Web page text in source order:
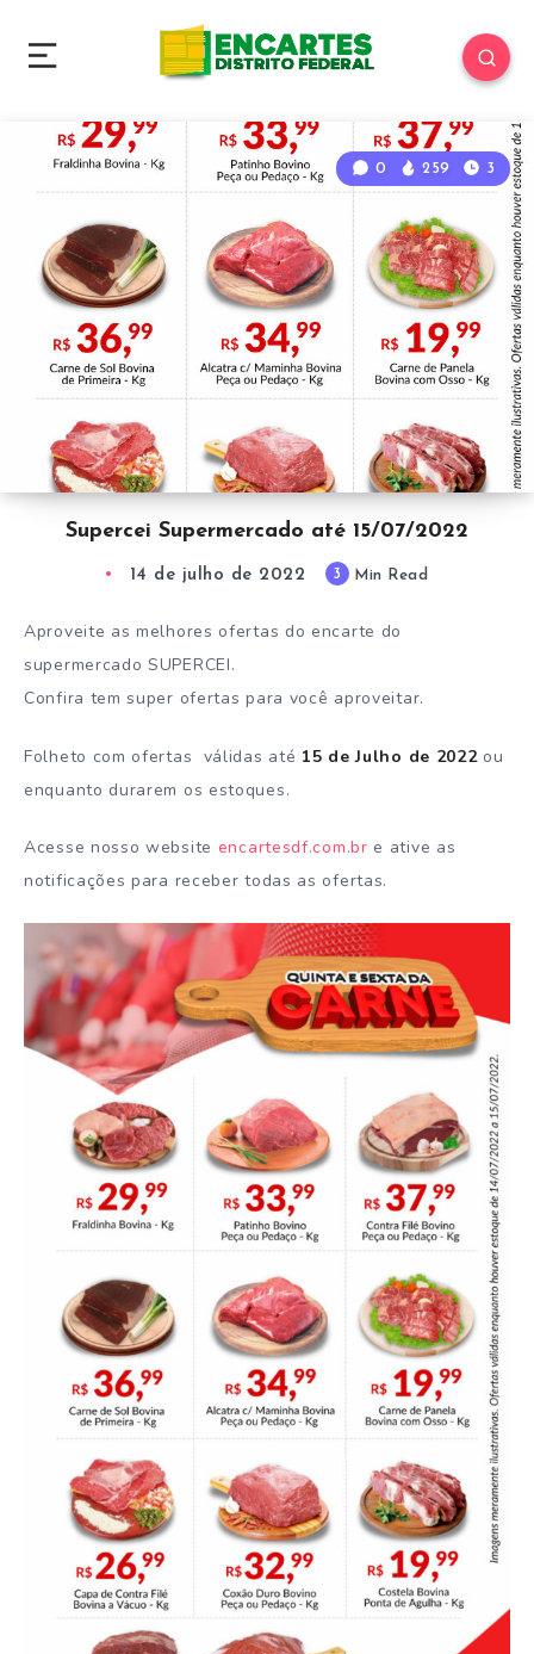
0 259 3
Supercei Supermercado até 15/07/2022
14 de julho de 2022 3 Min Read
Aproveite as melhores ofertas do encarte do
supermercado SUPERCEI.
Confira tem super ofertas para você aproveitar.
Folheto com ofertas válidas até 15 de Julho de 2022 ou
enquanto durarem os estoques.
Acesse nosso website encartesdf.com.br e ative as
notificações para receber todas as ofertas.